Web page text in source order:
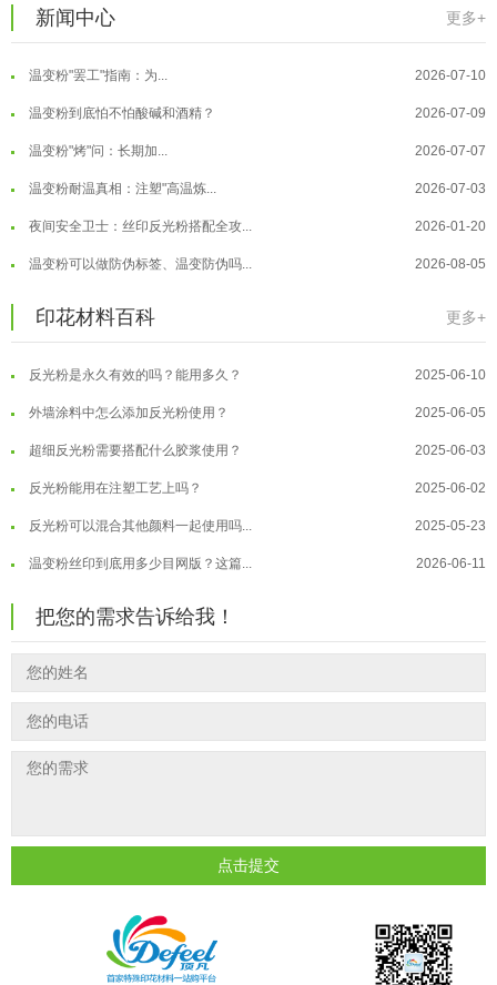
新闻中心 更多+
温变粉大批量保存指南｜做对这几步... 2026-07-17
温变粉"罢工"指南：为... 2026-07-10
温变粉到底怕不怕酸碱和酒精？ 2026-07-09
温变粉"烤"问：长期加... 2026-07-07
温变粉耐温真相：注塑"高温炼... 2026-07-03
夜间安全卫士：丝印反光粉搭配全攻... 2026-01-20
温变粉可以做防伪标签、温变防伪吗... 2026-08-05
温变粉注塑后表面翻车？粗糙、颗粒...
温变粉保质期有多久？开封后如何保... 2026-07-20
温变粉大批量保存指南｜做对这几步... 2026-07-17
温变粉"罢工"指南：为... 2026-07-10
温变粉到底怕不怕酸碱和酒精？ 2026-07-09
温变粉"烤"问：长期加... 2026-07-07
温变粉耐温真相：注塑"高温炼... 2026-07-03
印花材料百科 更多+
超细反光粉怎么印牢度才会更好？ 2025-06-11
反光粉是永久有效的吗？能用多久？ 2025-06-10
外墙涂料中怎么添加反光粉使用？ 2025-06-05
超细反光粉需要搭配什么胶浆使用？ 2025-06-03
反光粉能用在注塑工艺上吗？ 2025-06-02
反光粉可以混合其他颜料一起使用吗... 2025-05-23
温变粉丝印到底用多少目网版？这篇... 2026-06-11
印花温变粉最适合用在什么行业上呢...
油性反光粉怎么印花效果最好？
超细反光粉怎么印牢度才会更好？ 2025-06-11
反光粉是永久有效的吗？能用多久？ 2025-06-10
把您的需求告诉给我！
点击提交